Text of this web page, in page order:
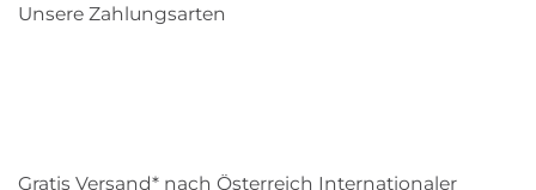
Unsere Zahlungsarten
Gratis Versand* nach Österreich Internationaler